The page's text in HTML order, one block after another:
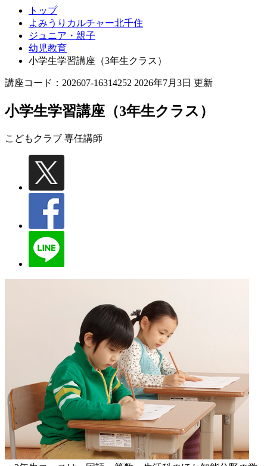
トップ
よみうりカルチャー北千住
ジュニア・親子
幼児教育
小学生学習講座（3年生クラス）
講座コード：202607-16314252 2026年7月3日 更新
小学生学習講座（3年生クラス）
こどもクラブ 専任講師